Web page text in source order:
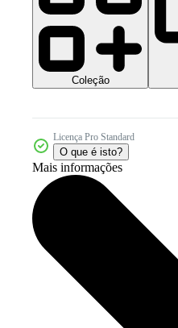
Coleção
Licença Pro Standard
O que é isto?
Mais informações